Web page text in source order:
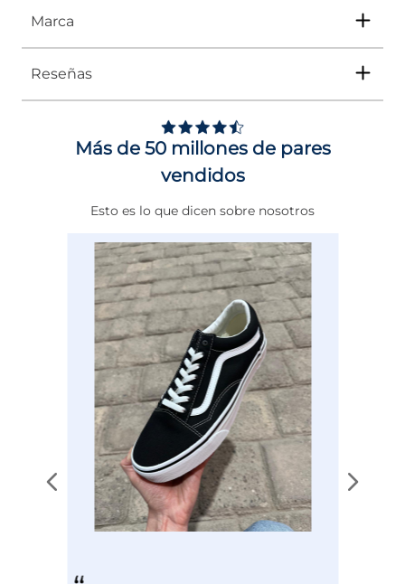
Tipo
NO APLICA
Marca
Impus te trae una colección que rinde
homenaje a su legado. Con una fusión de
clásicos reinventados y nuevos diseños, cada
pieza no solo está pensada para el
rendimiento en la cancha o el gimnasio, sino
estilo de vida diario.
Reseñas
Más de 50 millones de pares
vendidos
Esto es lo que dicen sobre nosotros